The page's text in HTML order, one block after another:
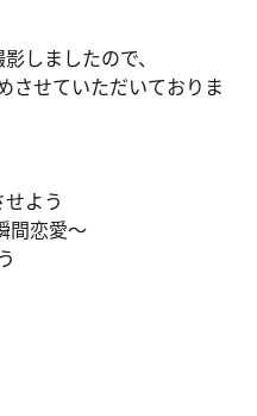
しましたので、
させていただいておりま
よう
恋愛～